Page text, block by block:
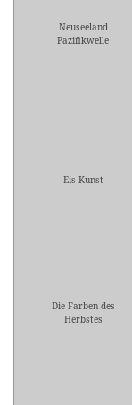
Neuseeland
Pazifikwelle
Eis Kunst
Die Farben des
Herbstes